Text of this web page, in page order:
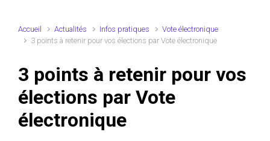
Accueil Actualités Infos pratiques
Vote électronique
3 points à retenir pour vos élections par Vote électronique
3 points à retenir pour vos
élections par Vote
électronique